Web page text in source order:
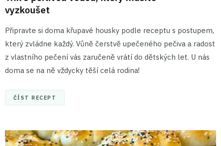
vyzkoušet
Připravte si doma křupavé housky podle receptu s postupem,
který zvládne každý. Vůně čerstvě upečeného pečiva a radost
z vlastního pečení vás zaručeně vrátí do dětských let. U nás
doma se na ně vždycky těší celá rodina!
ČÍST RECEPT